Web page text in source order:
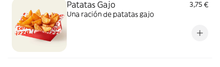
Patatas Gajo
3,75 €
Una ración de patatas gajo